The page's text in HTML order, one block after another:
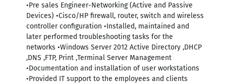
•Pre sales Engineer-Networking (Active and Passive
Devices) •Cisco/HP firewall, router, switch and wireless
controller configuration •Installed, maintained and
later performed troubleshooting tasks for the
networks •Windows Server 2012 Active Directory ,DHCP
,DNS ,FTP, Print ,Terminal Server Management
•Documentation and installation of user workstations
•Provided IT support to the employees and clients